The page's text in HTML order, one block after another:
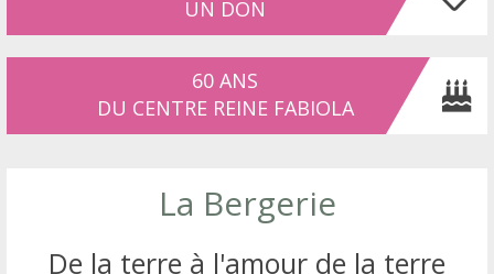
UN DON
60 ANS
DU CENTRE REINE FABIOLA
La Bergerie
De la terre à l'amour de la terre